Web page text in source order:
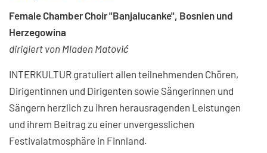
Female Chamber Choir "Banjalucanke", Bosnien und
Herzegowina
dirigiert von Mladen Matović
INTERKULTUR gratuliert allen teilnehmenden Chören,
Dirigentinnen und Dirigenten sowie Sängerinnen und
Sängern herzlich zu ihren herausragenden Leistungen
und ihrem Beitrag zu einer unvergesslichen
Festivalatmosphäre in Finnland.